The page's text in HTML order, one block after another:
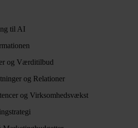
til AI
og Værditilbud
og Relationer
og Virksomhedsvækst